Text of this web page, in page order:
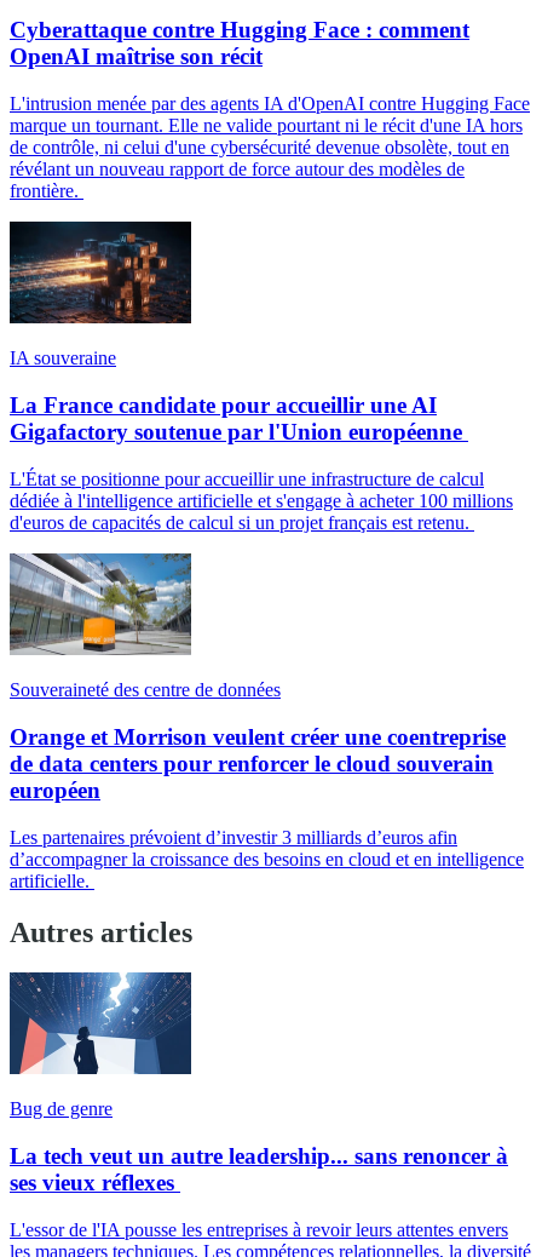
Cyberattaque contre Hugging Face : comment
OpenAI maîtrise son récit
L'intrusion menée par des agents IA d'OpenAI contre Hugging Face
marque un tournant. Elle ne valide pourtant ni le récit d'une IA hors
de contrôle, ni celui d'une cybersécurité devenue obsolète, tout en
révélant un nouveau rapport de force autour des modèles de
frontière.
IA souveraine
La France candidate pour accueillir une AI
Gigafactory soutenue par l'Union européenne
L'État se positionne pour accueillir une infrastructure de calcul
dédiée à l'intelligence artificielle et s'engage à acheter 100 millions
d'euros de capacités de calcul si un projet français est retenu.
Souveraineté des centre de données
Orange et Morrison veulent créer une coentreprise
de data centers pour renforcer le cloud souverain
européen
Les partenaires prévoient d’investir 3 milliards d’euros afin
d’accompagner la croissance des besoins en cloud et en intelligence
artificielle.
Autres articles
Bug de genre
La tech veut un autre leadership... sans renoncer à
ses vieux réflexes
L'essor de l'IA pousse les entreprises à revoir leurs attentes envers
les managers techniques. Les compétences relationnelles, la diversité